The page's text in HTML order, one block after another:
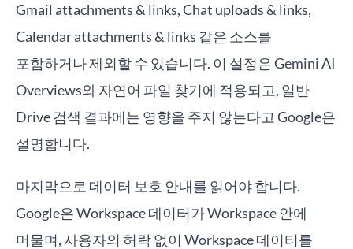
Gmail attachments & links, Chat uploads & links,
Calendar attachments & links 같은 소스를
포함하거나 제외할 수 있습니다. 이 설정은 Gemini AI
Overviews와 자연어 파일 찾기에 적용되고, 일반
Drive 검색 결과에는 영향을 주지 않는다고 Google은
설명합니다.
마지막으로 데이터 보호 안내를 읽어야 합니다.
Google은 Workspace 데이터가 Workspace 안에
머물며, 사용자의 허락 없이 Workspace 데이터를